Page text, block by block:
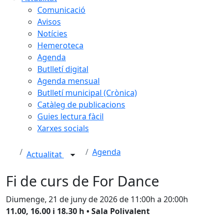
Comunicació
Avisos
Notícies
Hemeroteca
Agenda
Butlletí digital
Agenda mensual
Butlletí municipal (Crònica)
Catàleg de publicacions
Guies lectura fàcil
Xarxes socials
Actualitat Agenda
Fi de curs de For Dance
Diumenge, 21 de juny de 2026 de 11:00h a 20:00h
11.00, 16.00 i 18.30 h • Sala Polivalent